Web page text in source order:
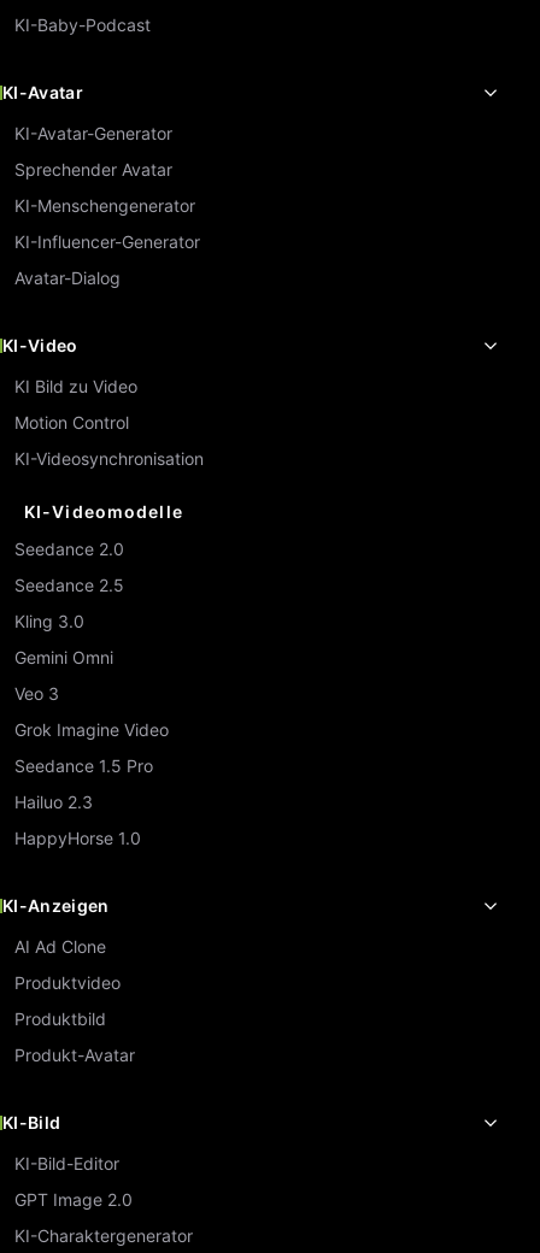
KI-Baby-Podcast
KI-Bild
KI-Bild-Editor
GPT Image 2.0
KI-Charaktergenerator
KI-Avatar
KI-Avatar-Generator
Sprechender Avatar
KI-Menschengenerator
KI-Influencer-Generator
Avatar-Dialog
KI-Video
KI Bild zu Video
Motion Control
KI-Videosynchronisation
KI-Videomodelle
Seedance 2.0
Seedance 2.5
Kling 3.0
Gemini Omni
Veo 3
Grok Imagine Video
Seedance 1.5 Pro
Hailuo 2.3
HappyHorse 1.0
KI-Anzeigen
AI Ad Clone
Produktvideo
Produktbild
Produkt-Avatar